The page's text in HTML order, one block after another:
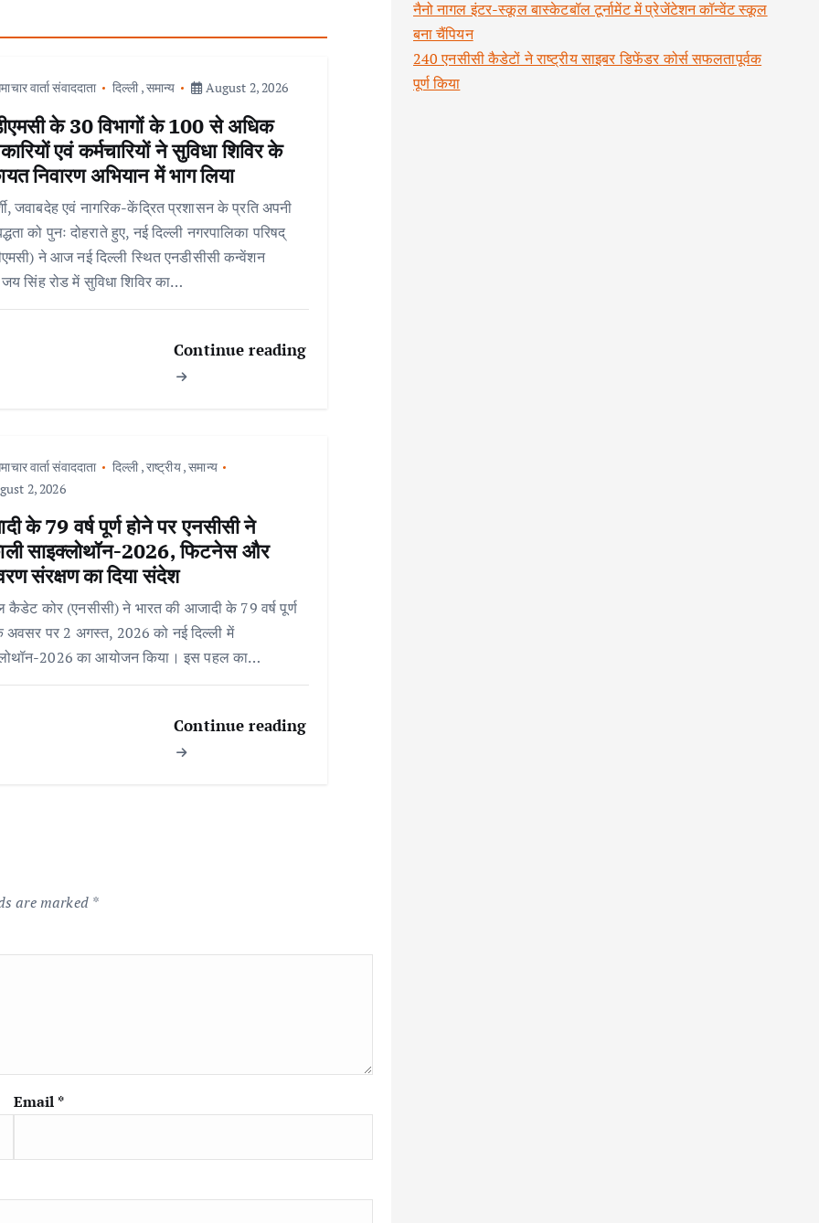
वार्ता संवाददाता दिल्ली,समान्य August 2, 2026
के 30 विभागों के 100 से अधिक
एवं कर्मचारियों ने सुविधा शिविर के
निवारण अभियान में भाग लिया
जवाबदेह एवं नागरिक-केंद्रित प्रशासन के प्रति अपनी
को पुनः दोहराते हुए, नई दिल्ली नगरपालिका परिषद्
ने आज नई दिल्ली स्थित एनडीसीसी कन्वेंशन
सिंह रोड में सुविधा शिविर का…
Continue reading
वार्ता संवाददाता दिल्ली,राष्ट्रीय,समान्य
2, 2026
के 79 वर्ष पूर्ण होने पर एनसीसी ने
साइक्लोथॉन-2026, फिटनेस और
संरक्षण का दिया संदेश
कोर (एनसीसी) ने भारत की आजादी के 79 वर्ष पूर्ण
अवसर पर 2 अगस्त, 2026 को नई दिल्ली में
2026 का आयोजन किया। इस पहल का…
Continue reading
are marked *
Email *
नैनो नागल इंटर-स्कूल बास्केटबॉल टूर्नामेंट में प्रेजेंटेशन कॉन्वेंट स्कूल
बना चैंपियन
240 एनसीसी कैडेटों ने राष्ट्रीय साइबर डिफेंडर कोर्स सफलतापूर्वक
पूर्ण किया